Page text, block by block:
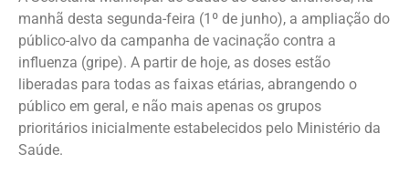
manhã desta segunda-feira (1º de junho), a ampliação do
público-alvo da campanha de vacinação contra a
influenza (gripe). A partir de hoje, as doses estão
liberadas para todas as faixas etárias, abrangendo o
público em geral, e não mais apenas os grupos
prioritários inicialmente estabelecidos pelo Ministério da
Saúde.